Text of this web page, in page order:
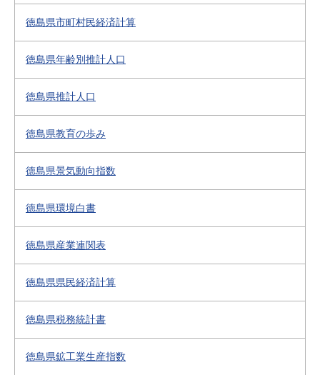
徳島県市町村民経済計算
徳島県年齢別推計人口
徳島県推計人口
徳島県教育の歩み
徳島県景気動向指数
徳島県環境白書
徳島県産業連関表
徳島県県民経済計算
徳島県税務統計書
徳島県鉱工業生産指数